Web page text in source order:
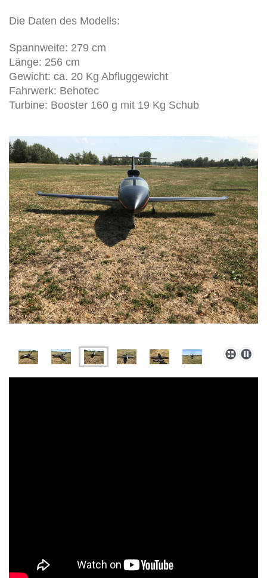
Die Daten des Modells:
Spannweite: 279 cm
Länge: 256 cm
Gewicht: ca. 20 Kg Abfluggewicht
Fahrwerk: Behotec
Turbine: Booster 160 g mit 19 Kg Schub